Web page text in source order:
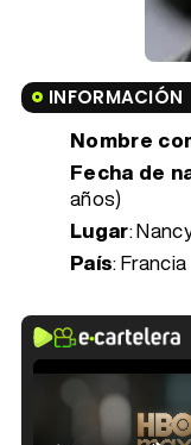
INFORMACIÓN
Nombre
Fecha de
años)
Lugar:
País: Francia